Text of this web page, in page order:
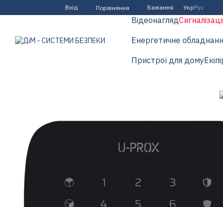
Перейти до основного контенту
Вхід Порівняння Бажання УкрРус
Відеонагляд
Енергетичне
Пристрої для дому